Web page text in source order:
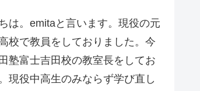
は。emitaと言います。現役の元
校で教員をしておりました。今
塾富士吉田校の教室長をしてお
現役中高生のみならず学び直し